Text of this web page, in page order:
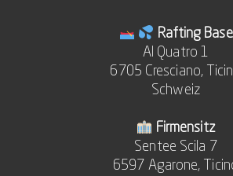
Rafting Base
Al Quatro 1
6705 Cresciano,
Schweiz
Firmensitz
Sentee Scila 7
6597 Agarone,